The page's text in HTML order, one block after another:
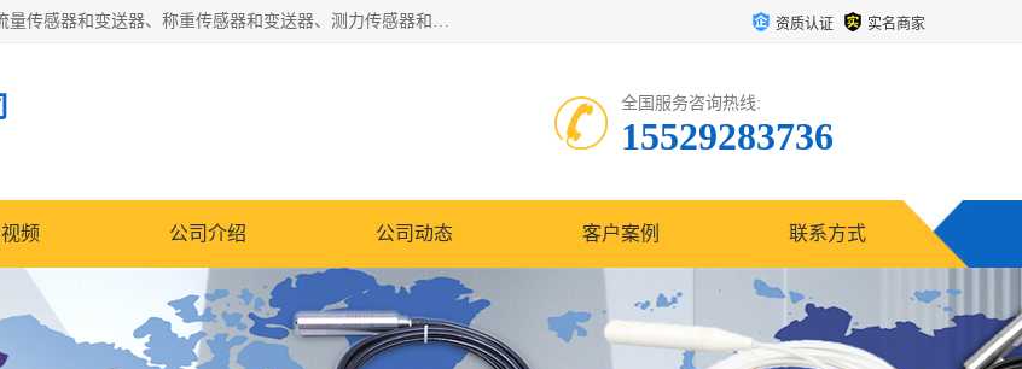
是集开发、生产和经营压力传感器和变送器、位移传感器和变送器、流量传感器和变送器、称重传感器和变送器、测力传感器和变送器、温湿度传感器和变送器、扭矩传感器、智能数显控制仪表等产品的化高新技术企业。 资质认证 实名商家
全国服务咨询热线:
15529283736
频 公司介绍 公司动态 客户案例 联系方式